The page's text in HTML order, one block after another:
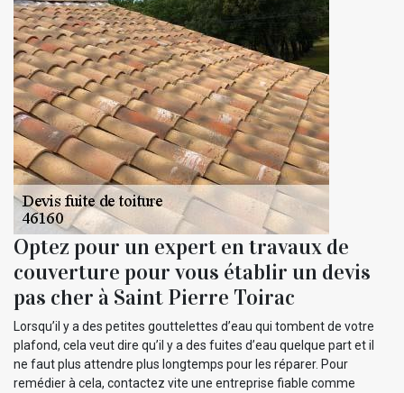
Optez pour un expert en travaux de
couverture pour vous établir un devis
pas cher à Saint Pierre Toirac
Lorsqu’il y a des petites gouttelettes d’eau qui tombent de votre
plafond, cela veut dire qu’il y a des fuites d’eau quelque part et il
ne faut plus attendre plus longtemps pour les réparer. Pour
remédier à cela, contactez vite une entreprise fiable comme